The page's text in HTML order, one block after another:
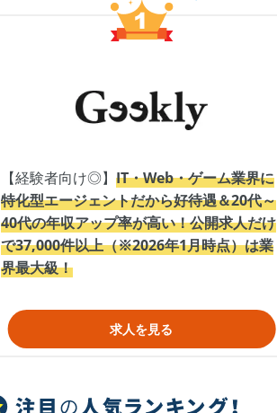
【経験者向け◎】 IT・Web・ゲーム業界に
特化型エージェントだから好待遇＆20代～
40代の年収アップ率が高い！公開求人だけ
で37,000件以上（※2026年1月時点）は業
界最大級！
求人を見る